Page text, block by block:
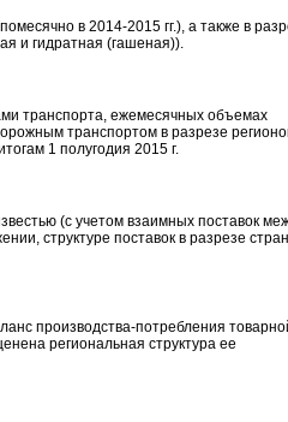
в 2014-2015 гг.), а также в
и гидратная (гашеная)).
транспорта, ежемесячных объемах
транспортом в разрезе
1 полугодия 2015 г.
(с учетом взаимных поставок
структуре поставок в разрезе стран
производства-потребления
региональная структура ее